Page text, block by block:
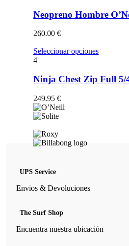
múltiples
variantes.
se
pueden
en
la
Neopreno Hombre
260.00 €
Seleccionar opcionesEste
múltiples
variantes.
4
Ninja Chest Zip Full 5/
249.95 €
UPS Service
Envios & Devoluciones
The Surf Shop
Encuentra nuestra ubicación